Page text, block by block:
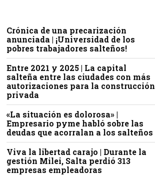
Crónica de una precarización
anunciada | ¡Universidad de los
pobres trabajadores salteños!
Entre 2021 y 2025 | La capital
salteña entre las ciudades con más
autorizaciones para la construcción
privada
«La situación es dolorosa» |
Empresario pyme habló sobre las
deudas que acorralan a los salteños
Viva la libertad carajo | Durante la
gestión Milei, Salta perdió 313
empresas empleadoras